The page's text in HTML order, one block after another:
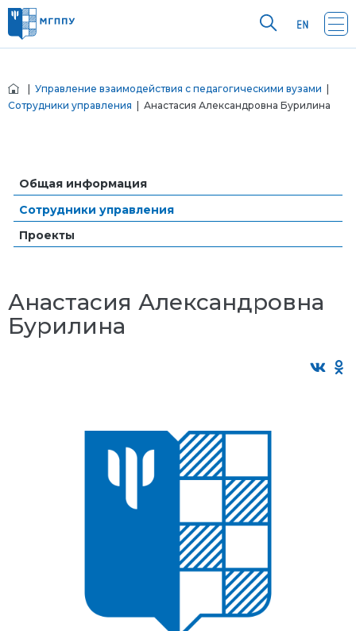
Управление взаимодействия с педагогическими вузами
Сотрудники управления | Анастасия Александровна Бурилина
Общая информация
Сотрудники управления
Проекты
Анастасия Александровна
Бурилина